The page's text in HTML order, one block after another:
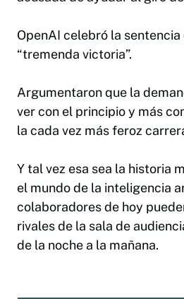
OpenAI celebró la sentencia
“tremenda victoria”.
Argumentaron que la
ver con el principio y más
la cada vez más feroz
Y tal vez esa sea la historia
el mundo de la inteligencia
colaboradores de hoy
rivales de la sala de
de la noche a la mañana.